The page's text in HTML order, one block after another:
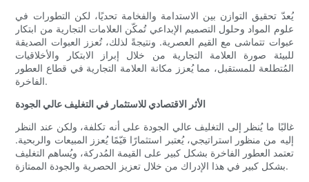
يُعدّ تحقيق التوازن بين الاستدامة والفخامة تحديًا، لكن التطورات في
علوم المواد وحلول التصميم الإبداعي تُمكّن العلامات التجارية من ابتكار
عبوات تتماشى مع القيم العصرية. ونتيجةً لذلك، تُعزز العبوات الصديقة
للبيئة صورة العلامة التجارية من خلال إبراز الابتكار والأخلاقيات
المُتطلعة للمستقبل، مما يُعزز مكانة العلامة التجارية في قطاع العطور
الفاخرة.
الأثر الاقتصادي للاستثمار في التغليف عالي الجودة
غالبًا ما يُنظر إلى التغليف عالي الجودة على أنه تكلفة، ولكن عند النظر
إليه من منظور استراتيجي، يُعتبر استثمارًا قيّمًا يُعزز المبيعات والربحية.
تعتمد العطور الفاخرة بشكل كبير على القيمة المُدركة، ويُساهم التغليف
بشكل كبير في هذا الإدراك من خلال تعزيز الحصرية والجودة الممتازة.